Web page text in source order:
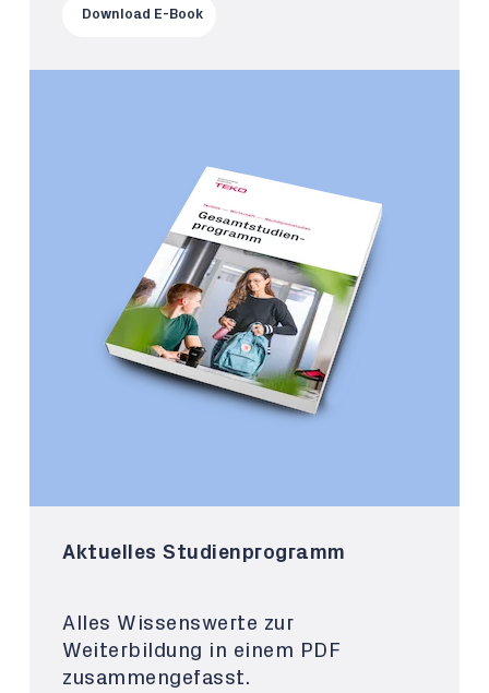
Download E-Book
Aktuelles Studienprogramm
Alles Wissenswerte zur
Weiterbildung in einem PDF
zusammengefasst.